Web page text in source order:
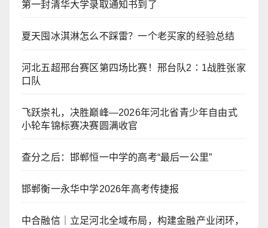
第一封清华大学录取通知书到了
夏天囤冰淇淋怎么不踩雷？一个老买家的经验总结
河北五超邢台赛区第四场比赛！邢台队2∶1战胜张家
口队
飞跃崇礼，决胜巅峰—2026年河北省青少年自由式
小轮车锦标赛决赛圆满收官
查分之后：邯郸恒一中学的高考“最后一公里”
邯郸衡一永华中学2026年高考传捷报
中合融信｜立足河北全域布局，构建金融产业闭环，